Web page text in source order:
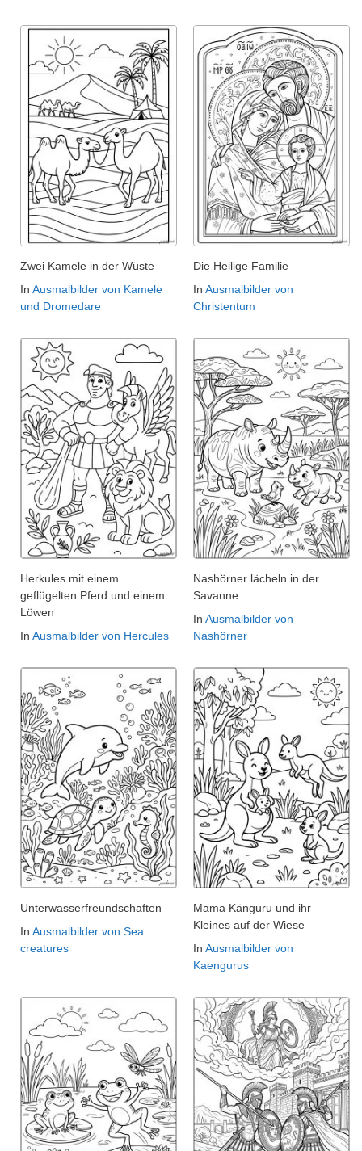
Zwei Kamele in der Wüste
In Ausmalbilder von Kamele
und Dromedare
Die Heilige Familie
In Ausmalbilder von
Christentum
Herkules mit einem
geflügelten Pferd und einem
Löwen
In Ausmalbilder von Hercules
Nashörner lächeln in der
Savanne
In Ausmalbilder von
Nashörner
Unterwasserfreundschaften
In Ausmalbilder von Sea
creatures
Mama Känguru und ihr
Kleines auf der Wiese
In Ausmalbilder von
Kaengurus